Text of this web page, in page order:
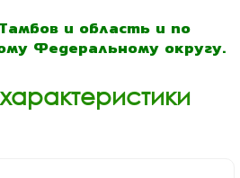
и область и по
Федеральному округу.